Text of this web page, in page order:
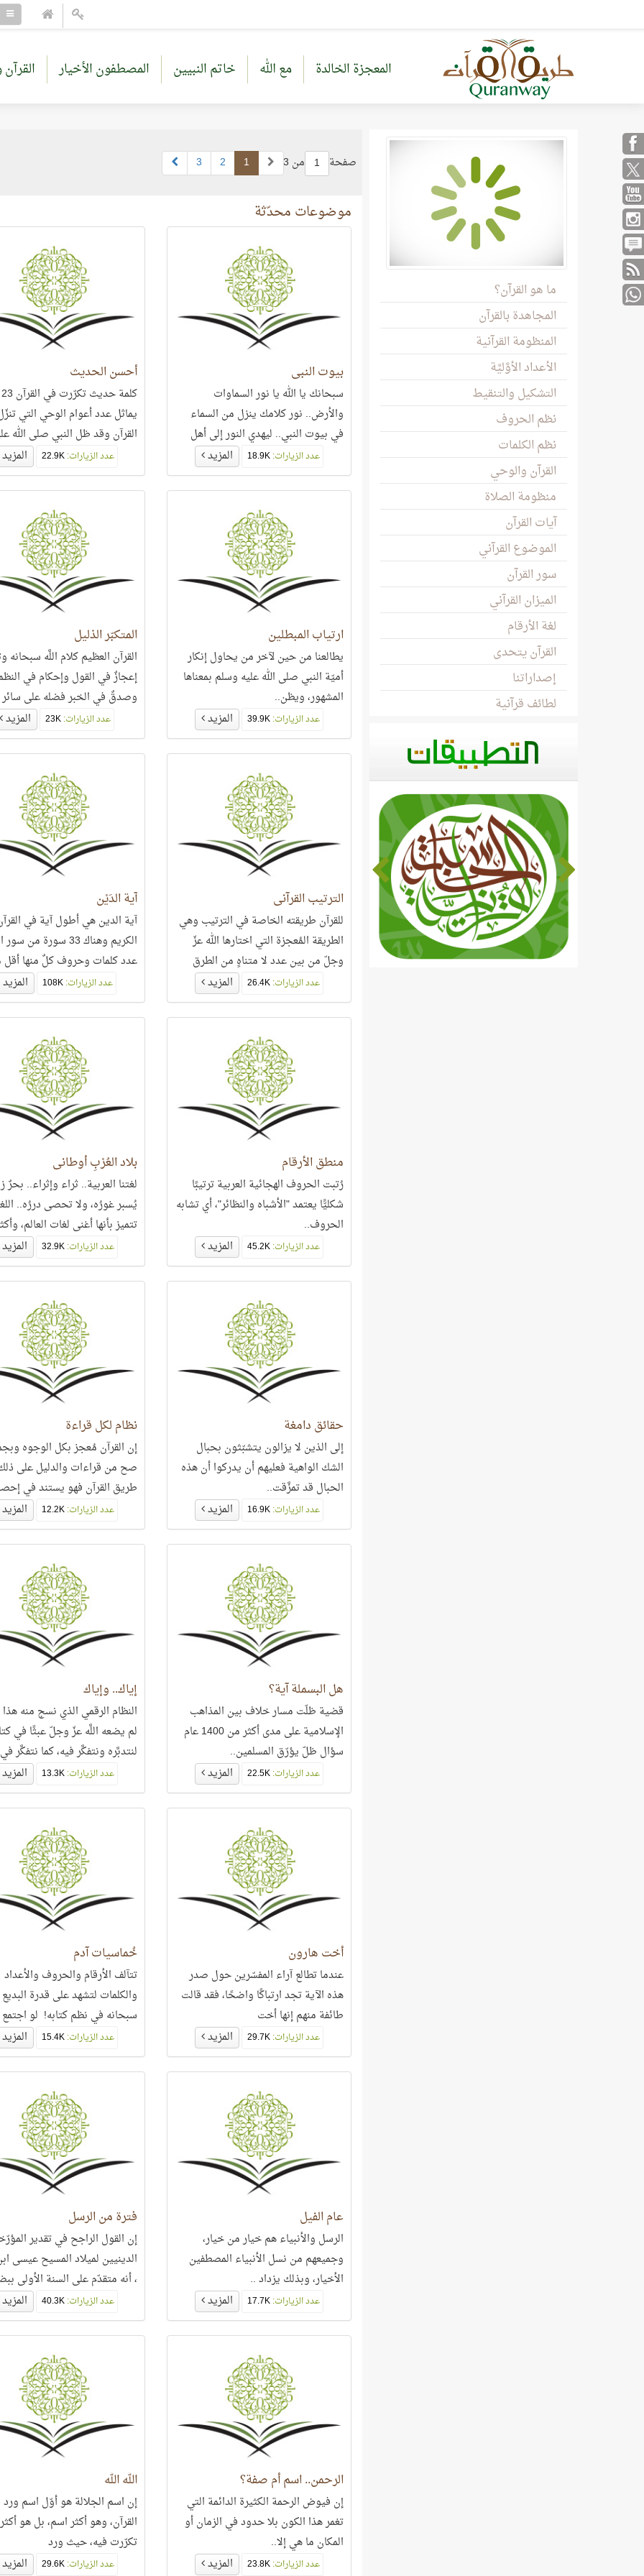
المعجزة الخالدة مع الله خاتم النبيين المصطفون الأخيار القرآن
ما هو القرآن؟
المجاهدة بالقرآن
المنظومة القرآنية
الأعداد الأوَّليَّة
التشكيل والتنقيط
نظم الحروف
نظم الكلمات
القرآن والوحي
منظومة الصلاة
آيات القرآن
الموضوع القرآني
سور القرآن
الميزان القرآني
لغة الأرقام
القرآن يتحدى
إصداراتنا
لطائف قرآنية
صفحة 1 من 3 1
2
3
موضوعات محدّثة
بيوت النبي
سبحانك يا الله يا نور السماوات
والأرض.. نور كلامك ينزل من السماء
في بيوت النبي.. ليهدي النور إلى أهل
الأرض..عدد الزيارات: المزيد
أحسن الحديث
يماثل عدد أعوام الوحي التي
القرآن وقد ظل النبي صلى الله
وسلّم يحدّث الناس بالوحي 23 عامًا..
عدد الزيارات:22.9K
ارتياب المبطلين
يطالعنا من حين لآخر من يحاول إنكار
أميّة النبي صلى الله عليه وسلم بمعناها
المشهور، ويظن..
عدد الزيارات: المزيد
المتكبّر الذليل
القرآن العظيم كلام اللَّه سبحانه
إعجازٌ في القول وإحكام في
وصدقٌ في الخبر فضله على سائر
كفضل اللَّه عزّ وجلّ على خلقه.
عدد الزيارات:23K المزيد
الترتيب القرآني
للقرآن طريقته الخاصة في الترتيب وهي
الطريقة المُعجزة التي اختارها الله عزّ
وجلّ من بين عدد لا متناهٍ من الطرق
التي كان يمكن أن تُرتَّب بها سور القرآن..
عدد الزيارات: المزيد
آية الدَيْن
آية الدين هي أطول آية في
الكريم وهناك 33 سورة من
عدد كلمات وحروف كلٌ منها
كلمات وحروف آية الدين.
عدد الزيارات: المزيد
منطق الأرقام
رُتبت الحروف الهجائية العربية ترتيبًا
شكليًّا يعتمد "الأشباه والنظائر"، أي تشابه
الحروف..
عدد الزيارات: المزيد
بلاد العُرْبِ أوطاني
لغتنا العربية.. ثراء وإثراء.. بحرٌ
يُسبر غورُه، ولا تحصى دررُه..
تتميز بأنها أغنى لغات العالم،
عدد الزيارات:32.9K
حقائق دامغة
إلى الذين لا يزالون يتشبّثون بحبال
الشك الواهية فعليهم أن يدركوا أن هذه
الحبال قد تمزَّقت..
عدد الزيارات: المزيد
نظام لكل قراءة
إن القرآن مُعجز بكل الوجوه
صح من قراءات والدليل على
طريق القرآن فهو يستند في
إلى قواعد الإملاء الحديثة وليس
الرسم العُثماني
عدد الزيارات:12.2K
هل البسملة آية؟
قضية ظلّت مسار خلاف بين المذاهب
الإسلامية على مدى أكثر من 1400 عام
سؤال ظلّ يؤرّق المسلمين..
عدد الزيارات: المزيد
إياك.. وإياك
النظام الرقمي الذي نسج منه هذا
لم يضعه اللَّه عزّ وجلّ عبثًا في
لنتدبَّره ونتفكَّر فيه، كما نتفكَّر
كلماته وآياته،
عدد الزيارات:13.3K
أخت هارون
عندما تطالع آراء المفسّرين حول صدر
هذه الآية تجد ارتباكًا واضحًا، فقد قالت
طائفة منهم إنها أخت
عدد الزيارات: المزيد
خُماسيات آدم
تتآلف الأرقام والحروف والأعداد
والكلمات لتشهد على قدرة البديع
سبحانه في نظم كتابه! لو
والجن على أن يقدّموا كلمة أو
في كتاب اللَّه ما استطاعوا ذلك!
عدد الزيارات:15.4K
عام الفيل
الرسل والأنبياء هم خيار من خيار،
وجميعهم من نسل الأنبياء المصطفين
الأخيار، وبذلك يزداد ..
عدد الزيارات: المزيد
فترة من الرسل
إن القول الراجح في تقدير
الدينيين لميلاد المسيح عيسى
، أنه متقدّم على السنة الأولى
سنوات،عدد الزيارات:40.3K
الرحمن.. اسم أم صفة؟
إن فيوض الرحمة الكثيرة الدائمة التي
تغمر هذا الكون بلا حدود في الزمان أو
المكان ما هي إلا..
عدد الزيارات: المزيد
الله الله
إن اسم الجلالة هو أوّل اسم
القرآن، وهو أكثر اسم، بل هو
تكرّرت فيه، حيث ورد
عدد الزيارات:29.6K